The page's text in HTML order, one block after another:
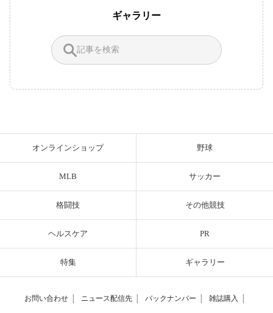
ギャラリー
オンラインショップ 野球
MLB サッカー
格闘技 その他競技
ヘルスケア PR
特集 ギャラリー
お問い合わせ ニュース配信先 バックナンバー 雑誌購入